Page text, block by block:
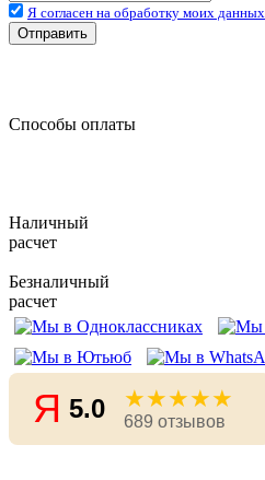
Я согласен на обработку моих данных
Отправить
Способы оплаты
Наличный
расчет
Безналичный
расчет
Я 5.0 ★★★★★
689 отзывов